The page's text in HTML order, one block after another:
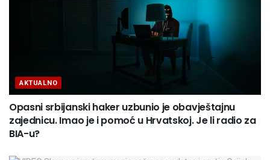
AKTUALNO
Opasni srbijanski haker uzbunio je obavještajnu
zajednicu. Imao je i pomoć u Hrvatskoj. Je li radio za
BIA-u?